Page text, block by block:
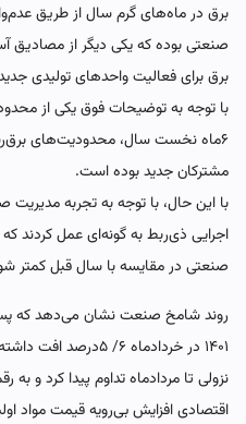
برق در ماه‌‌‌های گرم سال از طریق
صنعتی بوده که یکی دیگر از
برق برای فعالیت واحدهای تولیدی
با توجه به توضیحات فوق یکی از
۶‌‌‌ماه نخست سال، محدودیت‌های
مشترکان جدید بوده است.
اجرایی ذی‌‌‌ربط به گونه‌‌‌ای عمل کردند
صنعتی در مقایسه با سال قبل کمتر
روند شامخ صنعت نشان می‌دهد که
اقتصادی افزایش بی‌‌‌رویه قیمت مواد